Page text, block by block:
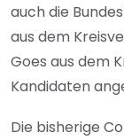
auch die
aus dem
Goes aus dem
Kandidaten
Die bisherige